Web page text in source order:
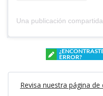
ERROR?
Revisa nuestra página de